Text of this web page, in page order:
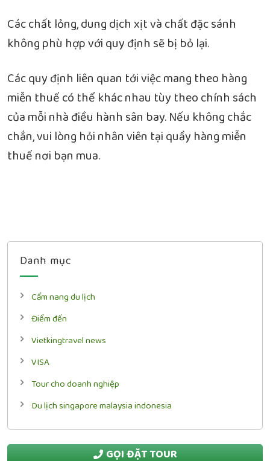
Các chất lỏng, dung dịch xịt và chất đặc sánh
không phù hợp với quy định sẽ bị bỏ lại.
Các quy định liên quan tới việc mang theo hàng
miễn thuế có thể khác nhau tùy theo chính sách
của mỗi nhà điều hành sân bay. Nếu không chắc
chắn, vui lòng hỏi nhân viên tại quầy hàng miễn
thuế nơi bạn mua.
Danh mục
Cẩm nang du lịch
Điểm đến
Vietkingtravel news
VISA
Tour cho doanh nghiệp
Du lịch singapore malaysia indonesia
GỌI ĐẶT TOUR